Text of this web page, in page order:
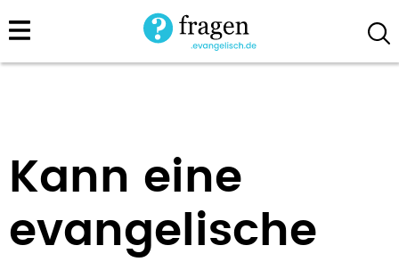
Direkt
zum
Kann eine
evangelische